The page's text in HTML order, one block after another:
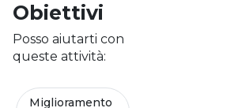
Obiettivi
Posso aiutarti con
queste attività:
Miglioramento